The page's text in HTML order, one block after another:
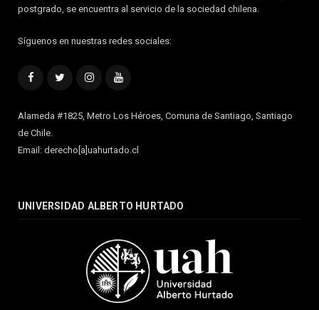
postgrado, se encuentra al servicio de la sociedad chilena.
Síguenos en nuestras redes sociales:
FacebookTwitterInstagramYouTube
Alameda #1825, Metro Los Héroes, Comuna de Santiago, Santiago
de Chile.
Email: derecho[a]uahurtado.cl
UNIVERSIDAD ALBERTO HURTADO